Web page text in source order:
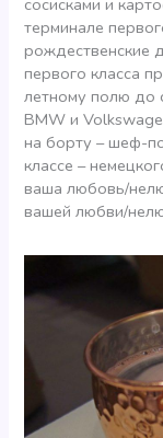
терминале
рождественские
первого класса
летному полю до
BMW и
на борту – шеф-
классе –
ваша любовь/
вашей любви/